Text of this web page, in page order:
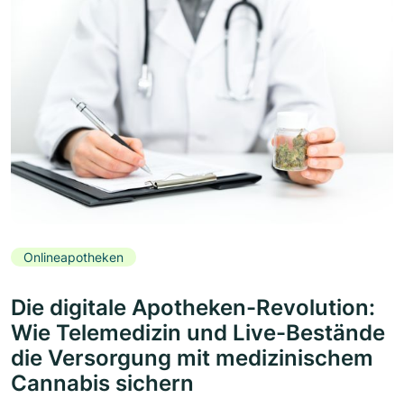
Onlineapotheken
Die digitale Apotheken-Revolution:
Wie Telemedizin und Live-Bestände
die Versorgung mit medizinischem
Cannabis sichern